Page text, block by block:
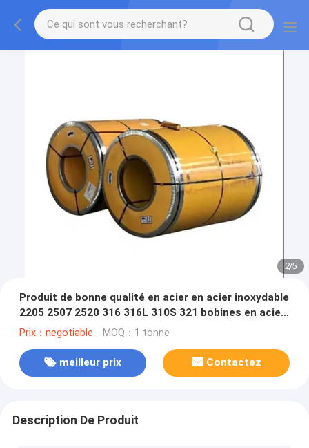
2/5
Produit de bonne qualité en acier en acier inoxydable
2205 2507 2520 316 316L 310S 321 bobines en acier
inoxydable laminées à froid
Prix：negotiable MOQ：1 tonne
meilleur prix Contactez
Description De Produit